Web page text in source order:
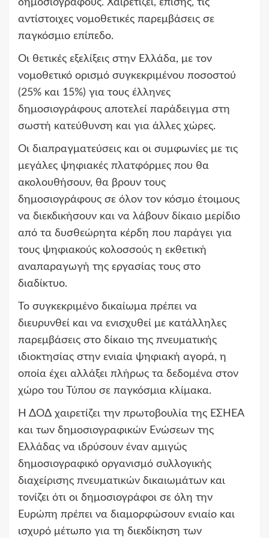
δημοσιογράφους. Χαιρετίζει, επίσης, τις
αντίστοιχες νομοθετικές παρεμβάσεις σε
παγκόσμιο επίπεδο.
Οι θετικές εξελίξεις στην Ελλάδα, με τον
νομοθετικό ορισμό συγκεκριμένου ποσοστού
(25% και 15%) για τους έλληνες
δημοσιογράφους αποτελεί παράδειγμα στη
σωστή κατεύθυνση και για άλλες χώρες.
Οι διαπραγματεύσεις και οι συμφωνίες με τις
μεγάλες ψηφιακές πλατφόρμες που θα
ακολουθήσουν, θα βρουν τους
δημοσιογράφους σε όλον τον κόσμο έτοιμους
να διεκδικήσουν και να λάβουν δίκαιο μερίδιο
από τα δυσθεώρητα κέρδη που παράγει για
τους ψηφιακούς κολοσσούς η εκθετική
αναπαραγωγή της εργασίας τους στο
διαδίκτυο.
Το συγκεκριμένο δικαίωμα πρέπει να
διευρυνθεί και να ενισχυθεί με κατάλληλες
παρεμβάσεις στο δίκαιο της πνευματικής
ιδιοκτησίας στην ενιαία ψηφιακή αγορά, η
οποία έχει αλλάξει πλήρως τα δεδομένα στον
χώρο του Τύπου σε παγκόσμια κλίμακα.
Η ΔΟΔ χαιρετίζει την πρωτοβουλία της ΕΣΗΕΑ
και των δημοσιογραφικών Ενώσεων της
Ελλάδας να ιδρύσουν έναν αμιγώς
δημοσιογραφικό οργανισμό συλλογικής
διαχείρισης πνευματικών δικαιωμάτων και
τονίζει ότι οι δημοσιογράφοι σε όλη την
Ευρώπη πρέπει να διαμορφώσουν ενιαίο και
ισχυρό μέτωπο για τη διεκδίκηση των